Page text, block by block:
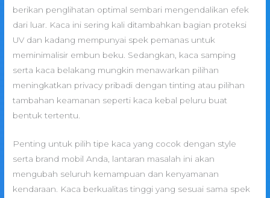
berikan penglihatan optimal sembari mengendalikan efek
dari luar. Kaca ini sering kali ditambahkan bagian proteksi
UV dan kadang mempunyai spek pemanas untuk
meminimalisir embun beku. Sedangkan, kaca samping
serta kaca belakang mungkin menawarkan pilihan
meningkatkan privacy pribadi dengan tinting atau pilihan
tambahan keamanan seperti kaca kebal peluru buat
bentuk tertentu.
Penting untuk pilih tipe kaca yang cocok dengan style
serta brand mobil Anda, lantaran masalah ini akan
mengubah seluruh kemampuan dan kenyamanan
kendaraan. Kaca berkualitas tinggi yang sesuai sama spek